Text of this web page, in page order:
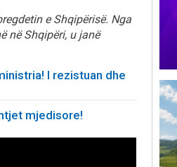
e Shqipërisë. Nga
në Shqipëri, u janë
I rezistuan dhe
mjedisore!